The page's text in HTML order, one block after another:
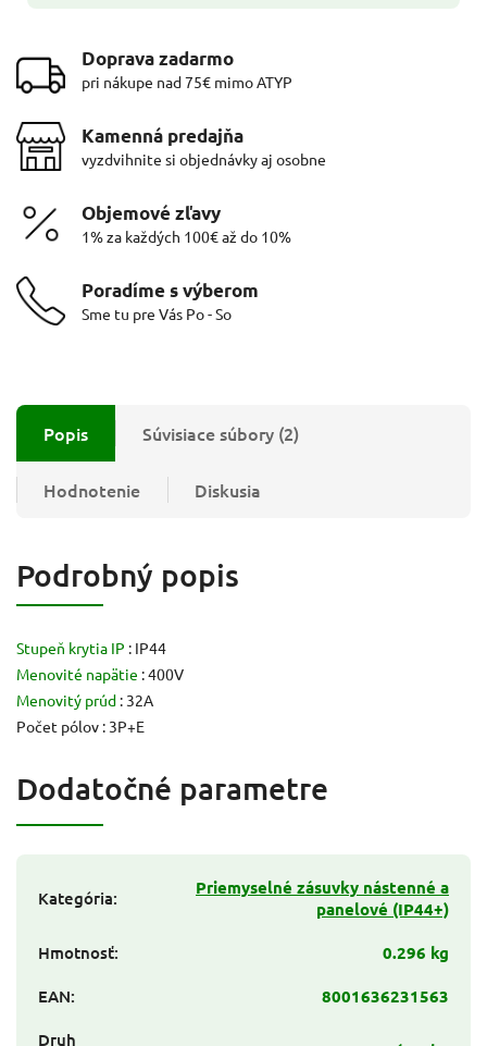
Doprava zadarmo
pri nákupe nad 75€ mimo ATYP
Kamenná predajňa
vyzdvihnite si objednávky aj osobne
Objemové zľavy
1% za každých 100€ až do 10%
Poradíme s výberom
Sme tu pre Vás Po - So
Popis Súvisiace súbory (2)
Hodnotenie Diskusia
Podrobný popis
Stupeň krytia IP : IP44
Menovité napätie : 400V
Menovitý prúd : 32A
Počet pólov : 3P+E
Dodatočné parametre
Kategória:
Priemyselné zásuvky nástenné a
panelové (IP44+)
Hmotnosť:
0.296 kg
EAN:
8001636231563
Druh